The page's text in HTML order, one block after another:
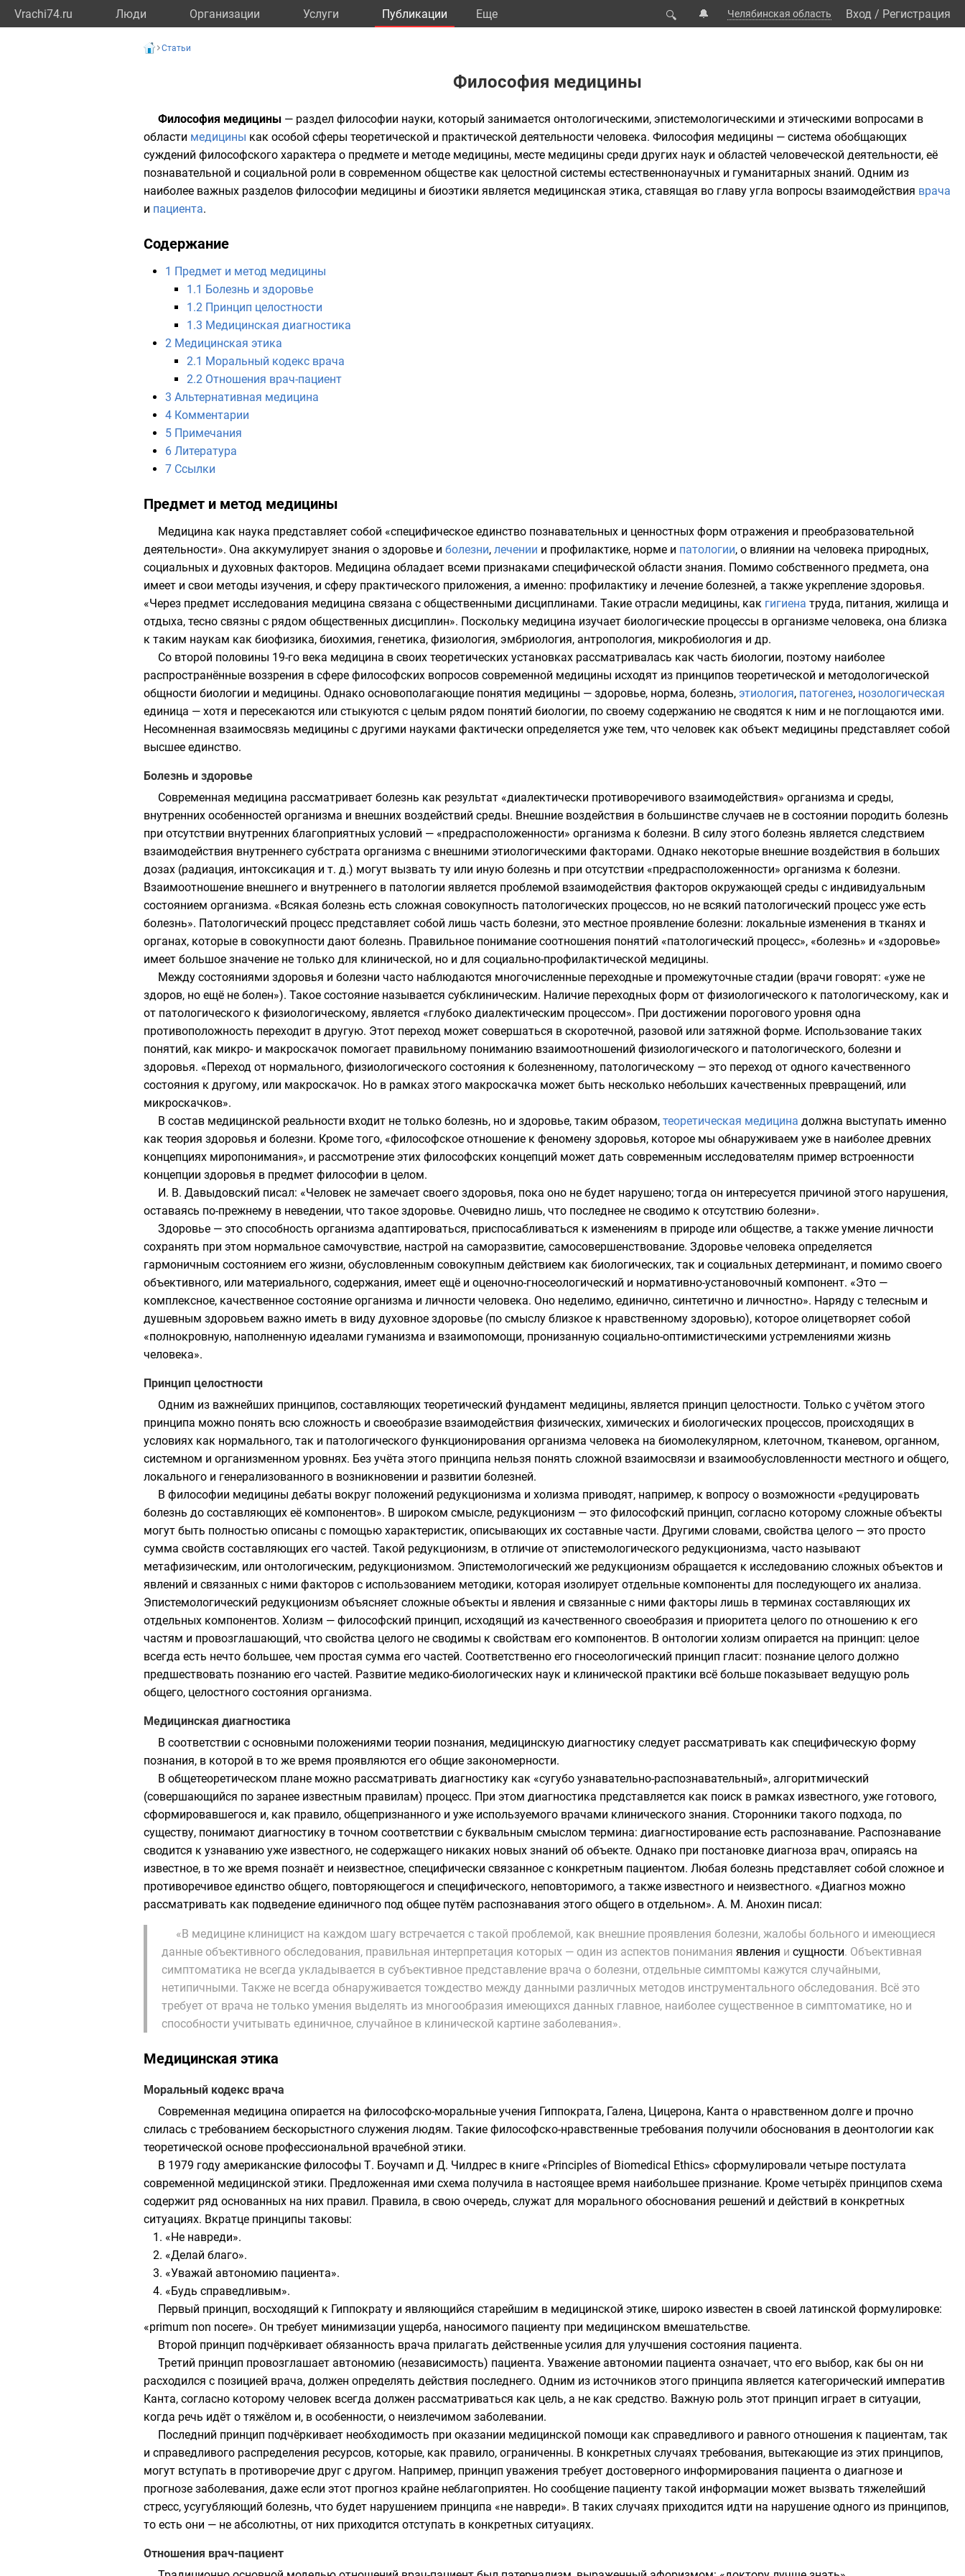
Vrachi74.ru Люди Организации Услуги Публикации Eще 🔍 🔔 Челябинская область Вход / Регистрация
Статьи
Философия медицины
Философия медицины — раздел философии науки, который занимается онтологическими, эпистемологическими и этическими вопросами в
области медицины как особой сферы теоретической и практической деятельности человека. Философия медицины — система обобщающих
суждений философского характера о предмете и методе медицины, месте медицины среди других наук и областей человеческой деятельности, её
познавательной и социальной роли в современном обществе как целостной системы естественнонаучных и гуманитарных знаний. Одним из
наиболее важных разделов философии медицины и биоэтики является медицинская этика, ставящая во главу угла вопросы взаимодействия врача
и пациента.
Содержание
1 Предмет и метод медицины
1.1 Болезнь и здоровье
1.2 Принцип целостности
1.3 Медицинская диагностика
2 Медицинская этика
2.1 Моральный кодекс врача
2.2 Отношения врач-пациент
3 Альтернативная медицина
4 Комментарии
5 Примечания
6 Литература
7 Ссылки
Предмет и метод медицины
Медицина как наука представляет собой «специфическое единство познавательных и ценностных форм отражения и преобразовательной
деятельности». Она аккумулирует знания о здоровье и болезни, лечении и профилактике, норме и патологии, о влиянии на человека природных,
социальных и духовных факторов. Медицина обладает всеми признаками специфической области знания. Помимо собственного предмета, она
имеет и свои методы изучения, и сферу практического приложения, а именно: профилактику и лечение болезней, а также укрепление здоровья.
«Через предмет исследования медицина связана с общественными дисциплинами. Такие отрасли медицины, как гигиена труда, питания, жилища и
отдыха, тесно связны с рядом общественных дисциплин». Поскольку медицина изучает биологические процессы в организме человека, она близка
к таким наукам как биофизика, биохимия, генетика, физиология, эмбриология, антропология, микробиология и др.
Со второй половины 19-го века медицина в своих теоретических установках рассматривалась как часть биологии, поэтому наиболее
распространённые воззрения в сфере философских вопросов современной медицины исходят из принципов теоретической и методологической
общности биологии и медицины. Однако основополагающие понятия медицины — здоровье, норма, болезнь, этиология, патогенез, нозологическая
единица — хотя и пересекаются или стыкуются с целым рядом понятий биологии, по своему содержанию не сводятся к ним и не поглощаются ими.
Несомненная взаимосвязь медицины с другими науками фактически определяется уже тем, что человек как объект медицины представляет собой
высшее единство.
Болезнь и здоровье
Современная медицина рассматривает болезнь как результат «диалектически противоречивого взаимодействия» организма и среды,
внутренних особенностей организма и внешних воздействий среды. Внешние воздействия в большинстве случаев не в состоянии породить болезнь
при отсутствии внутренних благоприятных условий — «предрасположенности» организма к болезни. В силу этого болезнь является следствием
взаимодействия внутреннего субстрата организма с внешними этиологическими факторами. Однако некоторые внешние воздействия в больших
дозах (радиация, интоксикация и т. д.) могут вызвать ту или иную болезнь и при отсутствии «предрасположенности» организма к болезни.
Взаимоотношение внешнего и внутреннего в патологии является проблемой взаимодействия факторов окружающей среды с индивидуальным
состоянием организма. «Всякая болезнь есть сложная совокупность патологических процессов, но не всякий патологический процесс уже есть
болезнь». Патологический процесс представляет собой лишь часть болезни, это местное проявление болезни: локальные изменения в тканях и
органах, которые в совокупности дают болезнь. Правильное понимание соотношения понятий «патологический процесс», «болезнь» и «здоровье»
имеет большое значение не только для клинической, но и для социально-профилактической медицины.
Между состояниями здоровья и болезни часто наблюдаются многочисленные переходные и промежуточные стадии (врачи говорят: «уже не
здоров, но ещё не болен»). Такое состояние называется субклиническим. Наличие переходных форм от физиологического к патологическому, как и
от патологического к физиологическому, является «глубоко диалектическим процессом». При достижении порогового уровня одна
противоположность переходит в другую. Этот переход может совершаться в скоротечной, разовой или затяжной форме. Использование таких
понятий, как микро- и макроскачок помогает правильному пониманию взаимоотношений физиологического и патологического, болезни и
здоровья. «Переход от нормального, физиологического состояния к болезненному, патологическому — это переход от одного качественного
состояния к другому, или макроскачок. Но в рамках этого макроскачка может быть несколько небольших качественных превращений, или
микроскачков».
В состав медицинской реальности входит не только болезнь, но и здоровье, таким образом, теоретическая медицина должна выступать именно
как теория здоровья и болезни. Кроме того, «философское отношение к феномену здоровья, которое мы обнаруживаем уже в наиболее древних
концепциях миропонимания», и рассмотрение этих философских концепций может дать современным исследователям пример встроенности
концепции здоровья в предмет философии в целом.
И. В. Давыдовский писал: «Человек не замечает своего здоровья, пока оно не будет нарушено; тогда он интересуется причиной этого нарушения,
оставаясь по-прежнему в неведении, что такое здоровье. Очевидно лишь, что последнее не сводимо к отсутствию болезни».
Здоровье — это способность организма адаптироваться, приспосабливаться к изменениям в природе или обществе, а также умение личности
сохранять при этом нормальное самочувствие, настрой на саморазвитие, самосовершенствование. Здоровье человека определяется
гармоничным состоянием его жизни, обусловленным совокупным действием как биологических, так и социальных детерминант, и помимо своего
объективного, или материального, содержания, имеет ещё и оценочно-гносеологический и нормативно-установочный компонент. «Это —
комплексное, качественное состояние организма и личности человека. Оно неделимо, единично, синтетично и личностно». Наряду с телесным и
душевным здоровьем важно иметь в виду духовное здоровье (по смыслу близкое к нравственному здоровью), которое олицетворяет собой
«полнокровную, наполненную идеалами гуманизма и взаимопомощи, пронизанную социально-оптимистическими устремлениями жизнь
человека».
Принцип целостности
Одним из важнейших принципов, составляющих теоретический фундамент медицины, является принцип целостности. Только с учётом этого
принципа можно понять всю сложность и своеобразие взаимодействия физических, химических и биологических процессов, происходящих в
условиях как нормального, так и патологического функционирования организма человека на биомолекулярном, клеточном, тканевом, органном,
системном и организменном уровнях. Без учёта этого принципа нельзя понять сложной взаимосвязи и взаимообусловленности местного и общего,
локального и генерализованного в возникновении и развитии болезней.
В философии медицины дебаты вокруг положений редукционизма и холизма приводят, например, к вопросу о возможности «редуцировать
болезнь до составляющих её компонентов». В широком смысле, редукционизм — это философский принцип, согласно которому сложные объекты
могут быть полностью описаны с помощью характеристик, описывающих их составные части. Другими словами, свойства целого — это просто
сумма свойств составляющих его частей. Такой редукционизм, в отличие от эпистемологического редукционизма, часто называют
метафизическим, или онтологическим, редукционизмом. Эпистемологический же редукционизм обращается к исследованию сложных объектов и
явлений и связанных с ними факторов с использованием методики, которая изолирует отдельные компоненты для последующего их анализа.
Эпистемологический редукционизм объясняет сложные объекты и явления и связанные с ними факторы лишь в терминах составляющих их
отдельных компонентов. Холизм — философский принцип, исходящий из качественного своеобразия и приоритета целого по отношению к его
частям и провозглашающий, что свойства целого не сводимы к свойствам его компонентов. В онтологии холизм опирается на принцип: целое
всегда есть нечто большее, чем простая сумма его частей. Соответственно его гносеологический принцип гласит: познание целого должно
предшествовать познанию его частей. Развитие медико-биологических наук и клинической практики всё больше показывает ведущую роль
общего, целостного состояния организма.
Медицинская диагностика
В соответствии с основными положениями теории познания, медицинскую диагностику следует рассматривать как специфическую форму
познания, в которой в то же время проявляются его общие закономерности.
В общетеоретическом плане можно рассматривать диагностику как «сугубо узнавательно-распознавательный», алгоритмический
(совершающийся по заранее известным правилам) процесс. При этом диагностика представляется как поиск в рамках известного, уже готового,
сформировавшегося и, как правило, общепризнанного и уже используемого врачами клинического знания. Сторонники такого подхода, по
существу, понимают диагностику в точном соответствии с буквальным смыслом термина: диагностирование есть распознавание. Распознавание
сводится к узнаванию уже известного, не содержащего никаких новых знаний об объекте. Однако при постановке диагноза врач, опираясь на
известное, в то же время познаёт и неизвестное, специфически связанное с конкретным пациентом. Любая болезнь представляет собой сложное и
противоречивое единство общего, повторяющегося и специфического, неповторимого, а также известного и неизвестного. «Диагноз можно
рассматривать как подведение единичного под общее путём распознавания этого общего в отдельном». А. М. Анохин писал:
«В медицине клиницист на каждом шагу встречается с такой проблемой, как внешние проявления болезни, жалобы больного и имеющиеся
данные объективного обследования, правильная интерпретация которых — один из аспектов понимания явления и сущности. Объективная
симптоматика не всегда укладывается в субъективное представление врача о болезни, отдельные симптомы кажутся случайными,
нетипичными. Также не всегда обнаруживается тождество между данными различных методов инструментального обследования. Всё это
требует от врача не только умения выделять из многообразия имеющихся данных главное, наиболее существенное в симптоматике, но и
способности учитывать единичное, случайное в клинической картине заболевания».
Медицинская этика
Моральный кодекс врача
Современная медицина опирается на философско-моральные учения Гиппократа, Галена, Цицерона, Канта о нравственном долге и прочно
слилась с требованием бескорыстного служения людям. Такие философско-нравственные требования получили обоснования в деонтологии как
теоретической основе профессиональной врачебной этики.
В 1979 году американские философы Т. Боучамп и Д. Чилдрес в книге «Principles of Biomedical Ethics» сформулировали четыре постулата
современной медицинской этики. Предложенная ими схема получила в настоящее время наибольшее признание. Кроме четырёх принципов схема
содержит ряд основанных на них правил. Правила, в свою очередь, служат для морального обоснования решений и действий в конкретных
ситуациях. Вкратце принципы таковы:
«Не навреди».
«Делай благо».
«Уважай автономию пациента».
«Будь справедливым».
Первый принцип, восходящий к Гиппократу и являющийся старейшим в медицинской этике, широко известен в своей латинской формулировке:
«primum non nocere». Он требует минимизации ущерба, наносимого пациенту при медицинском вмешательстве.
Второй принцип подчёркивает обязанность врача прилагать действенные усилия для улучшения состояния пациента.
Третий принцип провозглашает автономию (независимость) пациента. Уважение автономии пациента означает, что его выбор, как бы он ни
расходился с позицией врача, должен определять действия последнего. Одним из источников этого принципа является категорический императив
Канта, согласно которому человек всегда должен рассматриваться как цель, а не как средство. Важную роль этот принцип играет в ситуации,
когда речь идёт о тяжёлом и, в особенности, о неизлечимом заболевании.
Последний принцип подчёркивает необходимость при оказании медицинской помощи как справедливого и равного отношения к пациентам, так
и справедливого распределения ресурсов, которые, как правило, ограниченны. В конкретных случаях требования, вытекающие из этих принципов,
могут вступать в противоречие друг с другом. Например, принцип уважения требует достоверного информирования пациента о диагнозе и
прогнозе заболевания, даже если этот прогноз крайне неблагоприятен. Но сообщение пациенту такой информации может вызвать тяжелейший
стресс, усугубляющий болезнь, что будет нарушением принципа «не навреди». В таких случаях приходится идти на нарушение одного из принципов,
то есть они — не абсолютны, от них приходится отступать в конкретных ситуациях.
Отношения врач-пациент